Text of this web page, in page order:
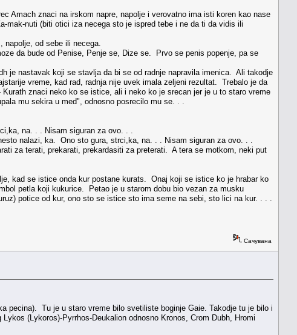
Amach znaci na irskom napre, napolje i verovatno ima isti koren kao nase
mak-nuti (biti otici iza necega sto je ispred tebe i ne da ti da vidis ili
od sebe ili necega.
da bude od Penise, Penje se, Dize se. Prvo se penis popenje, pa se
je nastavak koji se stavlja da bi se od radnje napravila imenica. Ali takodje
vreme, kad rad, radnja nije uvek imala zeljeni rezultat. Trebalo je da
znaci neko ko se istice, ali i neko ko je srecan jer je u to staro vreme
mu sekira u med", odnosno posrecilo mu se. . .
na. . . Nisam siguran za ovo. . .
nalazi, ka. Ono sto gura, strci,ka, na. . . Nisam siguran za ovo. . .
za terati, prekarati, prekardasiti za preterati. A tera se motkom, neki put
kad se istice onda kur postane kurats. Onaj koji se istice ko je hrabar ko
petla koji kukurice. Petao je u starom dobu bio vezan za musku
potice od kur, ono sto se istice sto ima seme na sebi, sto lici na kur. . . .
Сачувана
pecina). Tu je u staro vreme bilo svetiliste boginje Gaie. Takodje tu je bilo i
(Lykoros)-Pyrrhos-Deukalion odnosno Kronos, Crom Dubh, Hromi